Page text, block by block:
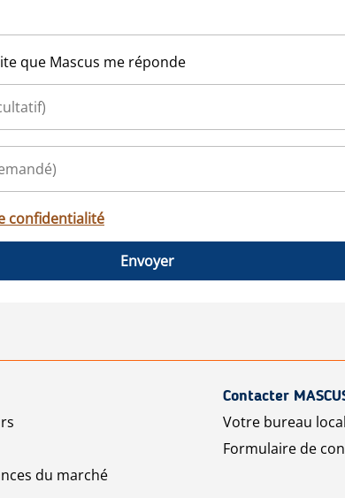
que Mascus me réponde
confidentialité
Envoyer
du marché
Contacter
Votre bureau
Formulaire de